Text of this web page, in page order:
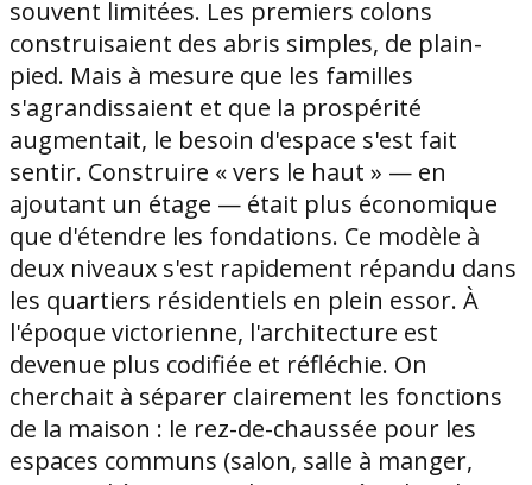
souvent limitées. Les premiers colons
construisaient des abris simples, de plain-
pied. Mais à mesure que les familles
s'agrandissaient et que la prospérité
augmentait, le besoin d'espace s'est fait
sentir. Construire « vers le haut » — en
ajoutant un étage — était plus économique
que d'étendre les fondations. Ce modèle à
deux niveaux s'est rapidement répandu dans
les quartiers résidentiels en plein essor. À
l'époque victorienne, l'architecture est
devenue plus codifiée et réfléchie. On
cherchait à séparer clairement les fonctions
de la maison : le rez-de-chaussée pour les
espaces communs (salon, salle à manger,